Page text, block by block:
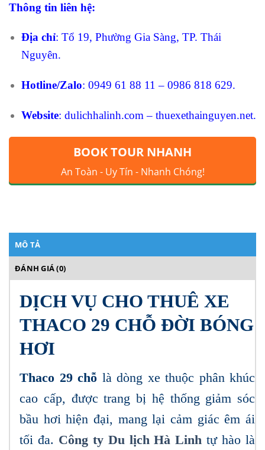
Thông tin liên hệ:
Địa chỉ: Tổ 19, Phường Gia Sàng, TP. Thái
Nguyên.
Hotline/Zalo: 0949 61 88 11 – 0986 818 629.
Website: dulichhalinh.com – thuexethainguyen.net.
BOOK TOUR NHANH
An Toàn - Uy Tín - Nhanh Chóng!
MÔ TẢ
ĐÁNH GIÁ (0)
DỊCH VỤ CHO THUÊ XE
THACO 29 CHỖ ĐỜI BÓNG
HƠI
Thaco 29 chỗ là dòng xe thuộc phân khúc
cao cấp, được trang bị hệ thống giảm sóc
bầu hơi hiện đại, mang lại cảm giác êm ái
tối đa. Công ty Du lịch Hà Linh tự hào là